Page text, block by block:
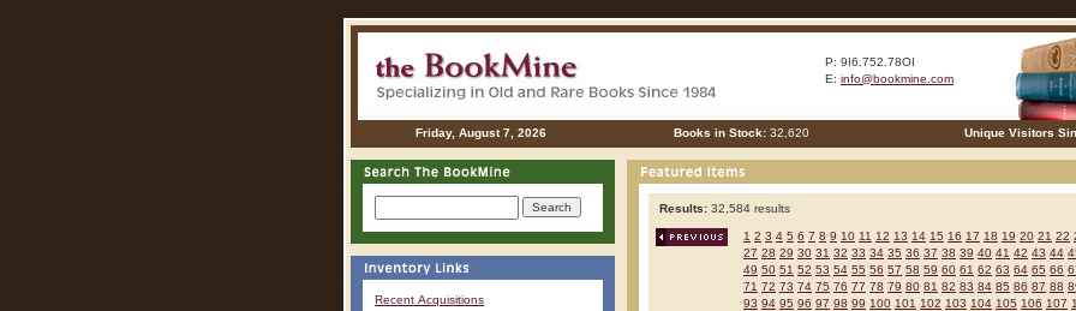
P: 9I6.752.78OI
E: info@bookmine.com
Friday, August 7, 2026 Books in Stock: 32,620 Unique Visitors
Recent Acquisitions
Results: 32,584 results
1 2 3 4 5 6 7 8 9 10 11 12 13 14 15 16 17 18 19 20 21 22
27 28 29 30 31 32 33 34 35 36 37 38 39 40 41 42 43 44
49 50 51 52 53 54 55 56 57 58 59 60 61 62 63 64 65 66
71 72 73 74 75 76 77 78 79 80 81 82 83 84 85 86 87 88
93 94 95 96 97 98 99 100 101 102 103 104 105 106 107